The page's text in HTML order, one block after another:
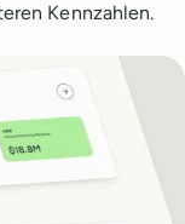
Kennzahlen.